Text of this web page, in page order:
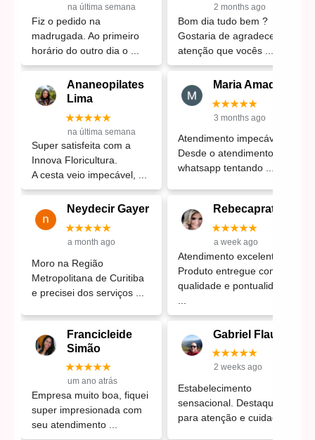
na última semana
Fiz o pedido na
madrugada. Ao primeiro
horário do outro dia o
2 months ago
Bom dia tudo bem ?
Gostaria de agradecer a
atenção que vocês
Ananeopilates
Lima
★★★★★
na última semana
Super satisfeita com a
Innova Floricultura.
A cesta veio impecável,
Maria Amadeo
★★★★★
3 months ago
Atendimento impecável,.
Desde o atendimento no
whatsapp tentando
Neydecir Gayer
★★★★★
a month ago
Moro na Região
Metropolitana de Curitiba
e precisei dos serviços
Rebecapratt
★★★★★
a week ago
Atendimento excelente.
Produto entregue com
qualidade e pontualidade.
Francicleide
Simão
★★★★★
um ano atrás
Empresa muito boa, fiquei
super impresionada com
seu atendimento
Gabriel Flausino
★★★★★
2 weeks ago
Estabelecimento
sensacional. Destaque
para atenção e cuidado